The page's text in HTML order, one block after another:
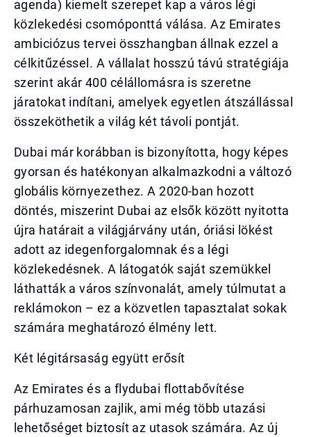
agenda) kiemelt szerepet kap a város légi
közlekedési csomóponttá válása. Az Emirates
ambiciózus tervei összhangban állnak ezzel a
célkitűzéssel. A vállalat hosszú távú stratégiája
szerint akár 400 célállomásra is szeretne
járatokat indítani, amelyek egyetlen átszállással
összeköthetik a világ két távoli pontját.
Dubai már korábban is bizonyította, hogy képes
gyorsan és hatékonyan alkalmazkodni a változó
globális környezethez. A 2020-ban hozott
döntés, miszerint Dubai az elsők között nyitotta
újra határait a világjárvány után, óriási lökést
adott az idegenforgalomnak és a légi
közlekedésnek. A látogatók saját szemükkel
láthatták a város színvonalát, amely túlmutat a
reklámokon – ez a közvetlen tapasztalat sokak
számára meghatározó élmény lett.
Két légitársaság együtt erősít
Az Emirates és a flydubai flottabővítése
párhuzamosan zajlik, ami még több utazási
lehetőséget biztosít az utasok számára. Az új